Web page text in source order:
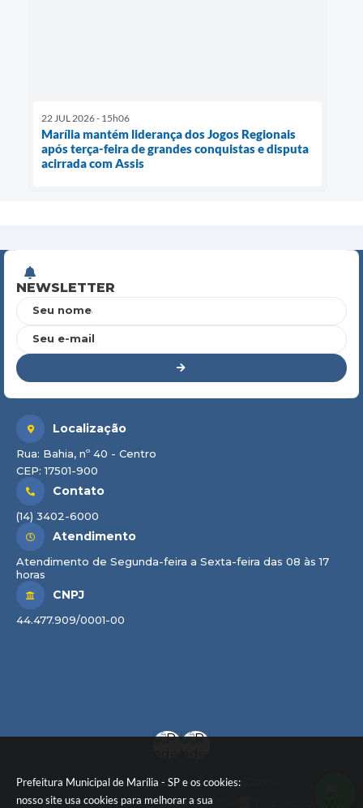
Prefeitura Municipal de Marília - SP e os cookies:
nosso site usa cookies para melhorar a sua
22 JUL 2026 - 15h06
Marília mantém liderança dos Jogos Regionais
após terça-feira de grandes conquistas e disputa
acirrada com Assis
NEWSLETTER
Seu nome
Seu e-mail
Localização
Rua: Bahia, nº 40 - Centro
CEP: 17501-900
Contato
(14) 3402-6000
Atendimento
Atendimento de Segunda-feira a Sexta-feira das 08 às 17
horas
CNPJ
44.477.909/0001-00
Versão do Sistema: 3.5.3 - 19/06/2026
Portal atualizado em:05/08/2026 17:47